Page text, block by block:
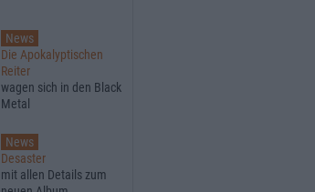
News
Die Apokalyptischen
Reiter
wagen sich in den Black
Metal
News
Desaster
mit allen Details zum